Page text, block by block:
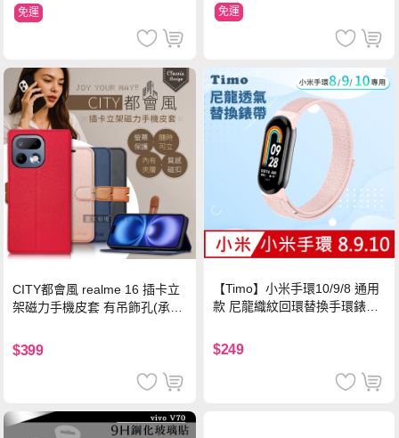
免運 免運
CITY都會風 realme 16 插卡立
架磁力手機皮套 有吊飾孔(承諾
$399
【Timo】小米手環10/9/8 通用
款 尼龍織紋回環替換手環錶帶-
$249